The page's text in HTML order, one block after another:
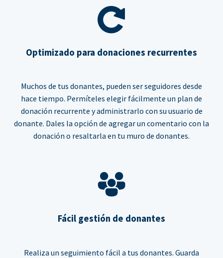
Optimizado para donaciones recurrentes
Muchos de tus donantes, pueden ser seguidores desde
hace tiempo. Permíteles elegir fácilmente un plan de
donación recurrente y administrarlo con su usuario de
donante. Dales la opción de agregar un comentario con la
donación o resaltarla en tu muro de donantes.
Fácil gestión de donantes
Realiza un seguimiento fácil a tus donantes. Guarda